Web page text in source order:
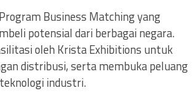
Business Matching yang
potensial dari berbagai negara.
oleh Krista Exhibitions untuk
distribusi, serta membuka peluang
industri.